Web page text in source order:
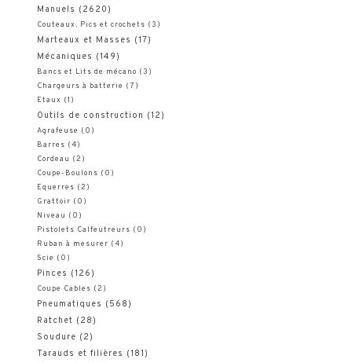
Manuels (2620)
Couteaux, Pics et crochets (3)
Marteaux et Masses (17)
Mécaniques (149)
Bancs et Lits de mécano (3)
Chargeurs à batterie (7)
Etaux (1)
Outils de construction (12)
Agrafeuse (0)
Barres (4)
Cordeau (2)
Coupe-Boulons (0)
Equerres (2)
Grattoir (0)
Niveau (0)
Pistolets Calfeutreurs (0)
Ruban à mesurer (4)
Scie (0)
Pinces (126)
Coupe Cables (2)
Pneumatiques (568)
Ratchet (28)
Soudure (2)
Tarauds et filières (181)